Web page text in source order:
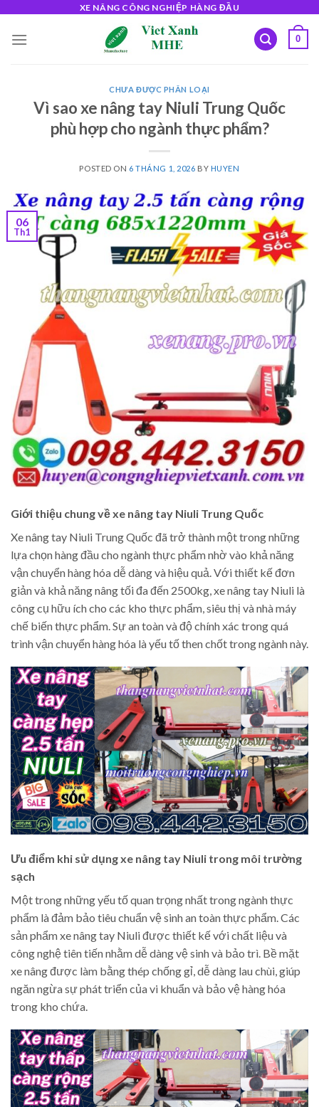
content
XE NÂNG CÔNG NGHIỆP HÀNG ĐẦU
0
CHƯA ĐƯỢC PHÂN LOẠI
Vì sao xe nâng tay Niuli Trung Quốc
phù hợp cho ngành thực phẩm?
POSTED ON 6 THÁNG 1, 2026 BY HUYEN
06
Th1
Giới thiệu chung về xe nâng tay Niuli Trung Quốc
Xe nâng tay Niuli Trung Quốc đã trở thành một trong những
lựa chọn hàng đầu cho ngành thực phẩm nhờ vào khả năng
vận chuyển hàng hóa dễ dàng và hiệu quả. Với thiết kế đơn
giản và khả năng nâng tối đa đến 2500kg, xe nâng tay Niuli là
công cụ hữu ích cho các kho thực phẩm, siêu thị và nhà máy
chế biến thực phẩm. Sự an toàn và độ chính xác trong quá
trình vận chuyển hàng hóa là yếu tố then chốt trong ngành này.
Ưu điểm khi sử dụng xe nâng tay Niuli trong môi trường
sạch
Một trong những yếu tố quan trọng nhất trong ngành thực
phẩm là đảm bảo tiêu chuẩn vệ sinh an toàn thực phẩm. Các
sản phẩm xe nâng tay Niuli được thiết kế với chất liệu và
công nghệ tiên tiến nhằm dễ dàng vệ sinh và bảo trì. Bề mặt
xe nâng được làm bằng thép chống gỉ, dễ dàng lau chùi, giúp
ngăn ngừa sự phát triển của vi khuẩn và bảo vệ hàng hóa
trong kho chứa.